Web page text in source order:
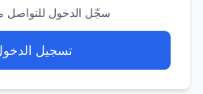
سجّل الدخول للتواصل
تسجيل